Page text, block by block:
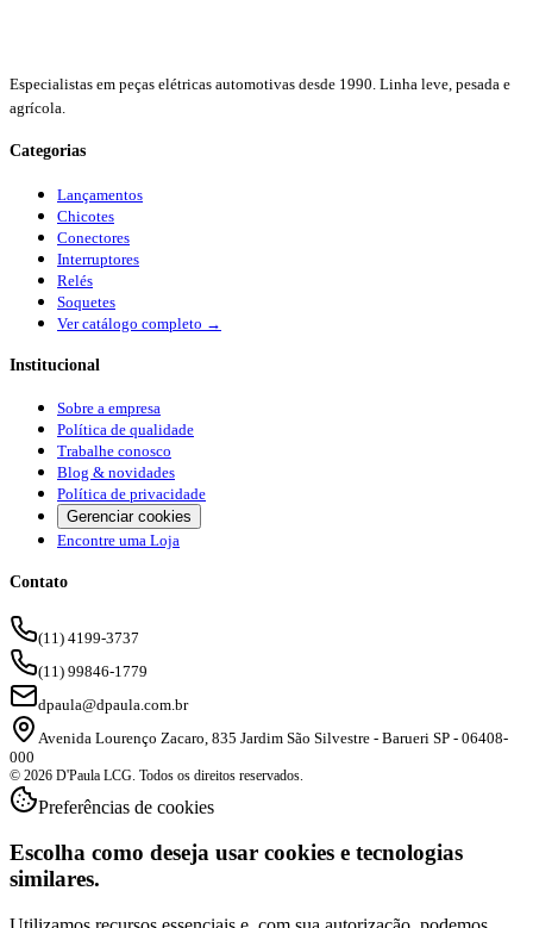
Especialistas em peças elétricas automotivas desde 1990. Linha leve, pesada e
agrícola.
Categorias
Lançamentos
Chicotes
Conectores
Interruptores
Relés
Soquetes
Ver catálogo completo →
Institucional
Sobre a empresa
Política de qualidade
Trabalhe conosco
Blog & novidades
Política de privacidade
Gerenciar cookies
Encontre uma Loja
Contato
(11) 4199-3737
(11) 99846-1779
dpaula@dpaula.com.br
Avenida Lourenço Zacaro, 835 Jardim São Silvestre - Barueri SP - 06408-
000
© 2026 D'Paula LCG. Todos os direitos reservados.
Preferências de cookies
Escolha como deseja usar cookies e tecnologias
similares.